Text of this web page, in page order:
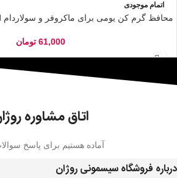
اتمام موجودی
محافظ گرم کن یومی برای ماکروفر و سولاردام y1p pod
61,000 تومان
اتاق مشاوره
آماده هستیم برای پاسخ
درباره فروشگاه سیسمونی روژان